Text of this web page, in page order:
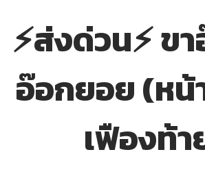
⚡ส่งด่วน⚡ ข
อ๊อกยอย (ห
เฟืองท้